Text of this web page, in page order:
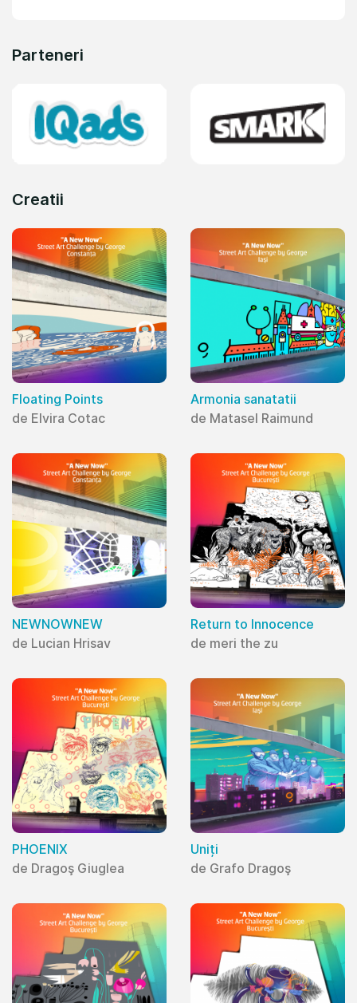
Parteneri
Creatii
Floating Points
de Elvira Cotac
Armonia sanatatii
de Matasel Raimund
NEWNOWNEW
de Lucian Hrisav
Return to Innocence
de meri the zu
PHOENIX
de Dragoş Giuglea
Uniți
de Grafo Dragoş